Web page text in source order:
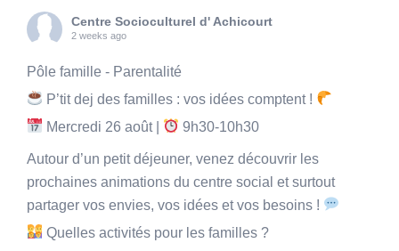
Centre Socioculturel d' Achicourt
2 weeks ago
Pôle famille - Parentalité
P’tit dej des familles : vos idées comptent !
Mercredi 26 août |
9h30-10h30
Autour d’un petit déjeuner, venez découvrir les
prochaines animations du centre social et surtout
partager vos envies, vos idées et vos besoins !
Quelles activités pour les familles ?